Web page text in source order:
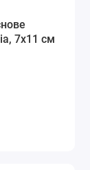
7х11 см